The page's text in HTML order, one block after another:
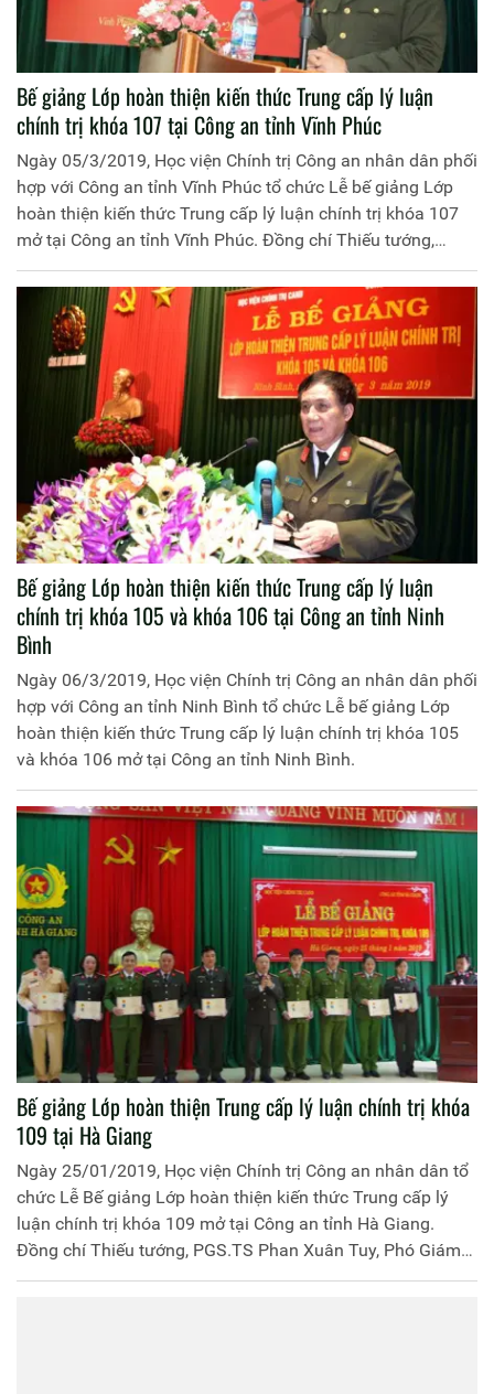
Bế giảng Lớp hoàn thiện kiến thức Trung cấp lý luận
chính trị khóa 107 tại Công an tỉnh Vĩnh Phúc
Ngày 05/3/2019, Học viện Chính trị Công an nhân dân phối
hợp với Công an tỉnh Vĩnh Phúc tổ chức Lễ bế giảng Lớp
hoàn thiện kiến thức Trung cấp lý luận chính trị khóa 107
mở tại Công an tỉnh Vĩnh Phúc. Đồng chí Thiếu tướng,
PGS.TS Phan Xuân Tuy, Phó Giám đốc Học viện Chính trị
Công an nhân dân chủ trì buổi lễ. Tham dự có Đồng chí Đại
tá Lê Thanh Bình, Phó Giám đốc Công an tỉnh Vĩnh Phúc,
đại diện lãnh đạo một số đơn vị thuộc Học viện Chính trị
Công an nhân dân, Công an tỉnh Vĩnh Phúc cùng 120 học
viên lớp học.
Bế giảng Lớp hoàn thiện kiến thức Trung cấp lý luận
chính trị khóa 105 và khóa 106 tại Công an tỉnh Ninh
Bình
Ngày 06/3/2019, Học viện Chính trị Công an nhân dân phối
hợp với Công an tỉnh Ninh Bình tổ chức Lễ bế giảng Lớp
hoàn thiện kiến thức Trung cấp lý luận chính trị khóa 105
và khóa 106 mở tại Công an tỉnh Ninh Bình.
Bế giảng Lớp hoàn thiện Trung cấp lý luận chính trị khóa
109 tại Hà Giang
Ngày 25/01/2019, Học viện Chính trị Công an nhân dân tổ
chức Lễ Bế giảng Lớp hoàn thiện kiến thức Trung cấp lý
luận chính trị khóa 109 mở tại Công an tỉnh Hà Giang.
Đồng chí Thiếu tướng, PGS.TS Phan Xuân Tuy, Phó Giám
đốc Học viện Chính trị Công an nhân dân chủ trì buổi Lễ.